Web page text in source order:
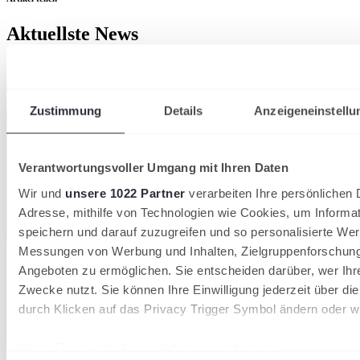
Zustimmung Details
Verantwortungsvoller Umgang mit Ihren Daten
Wir und unsere 1022 Partner verarbeiten Ihre persönlichen
Adresse, mithilfe von Technologien wie Cookies, um
speichern und darauf zuzugreifen und so personalisierte
Messungen von Werbung und Inhalten,
Angeboten zu ermöglichen. Sie entscheiden darüber, wer
Zwecke nutzt. Sie können Ihre Einwilligung jederzeit über
durch Klicken auf das Privacy Trigger Symbol ändern oder
Aktuellste News